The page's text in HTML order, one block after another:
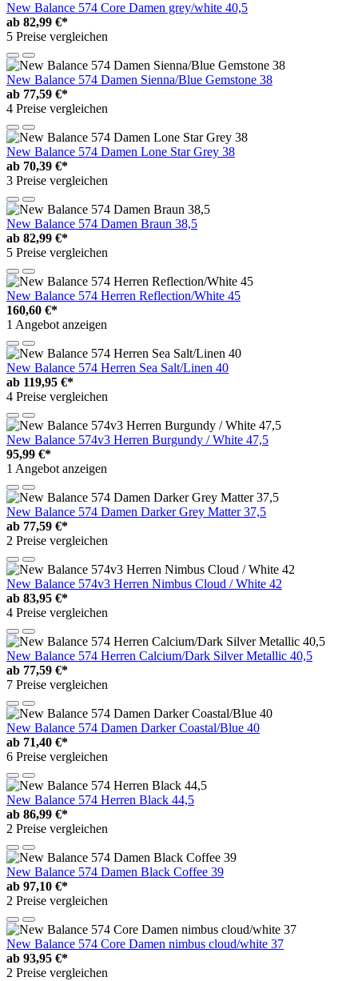
New Balance 574 Core Damen grey/white 40,5
ab 82,99 €*
5 Preise vergleichen
New Balance 574 Damen Sienna/Blue Gemstone 38
ab 77,59 €*
4 Preise vergleichen
New Balance 574 Damen Lone Star Grey 38
ab 70,39 €*
3 Preise vergleichen
New Balance 574 Damen Braun 38,5
ab 82,99 €*
5 Preise vergleichen
New Balance 574 Herren Reflection/White 45
160,60 €*
1 Angebot anzeigen
New Balance 574 Herren Sea Salt/Linen 40
ab 119,95 €*
4 Preise vergleichen
New Balance 574v3 Herren Burgundy / White 47,5
95,99 €*
1 Angebot anzeigen
New Balance 574 Damen Darker Grey Matter 37,5
ab 77,59 €*
2 Preise vergleichen
New Balance 574v3 Herren Nimbus Cloud / White 42
ab 83,95 €*
4 Preise vergleichen
New Balance 574 Herren Calcium/Dark Silver Metallic 40,5
ab 77,59 €*
7 Preise vergleichen
New Balance 574 Damen Darker Coastal/Blue 40
ab 71,40 €*
6 Preise vergleichen
New Balance 574 Herren Black 44,5
ab 86,99 €*
2 Preise vergleichen
New Balance 574 Damen Black Coffee 39
ab 97,10 €*
2 Preise vergleichen
New Balance 574 Core Damen nimbus cloud/white 37
ab 93,95 €*
2 Preise vergleichen